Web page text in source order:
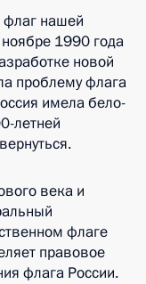
флаг нашей
1990 года
новой
проблему флага
имела бело-
летней
века и
флаге
правовое
флага России.